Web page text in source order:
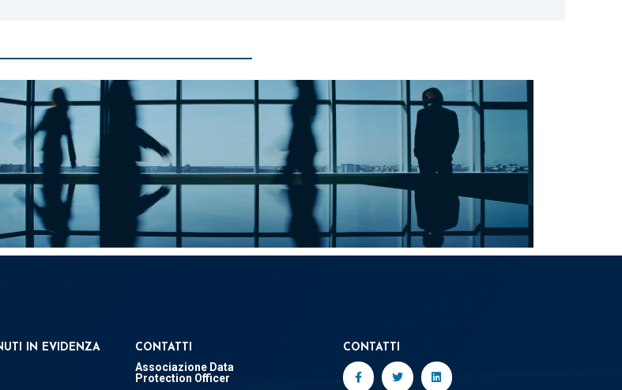
IN EVIDENZA CONTATTI
Associazione Data
Protection Officer
CONTATTI